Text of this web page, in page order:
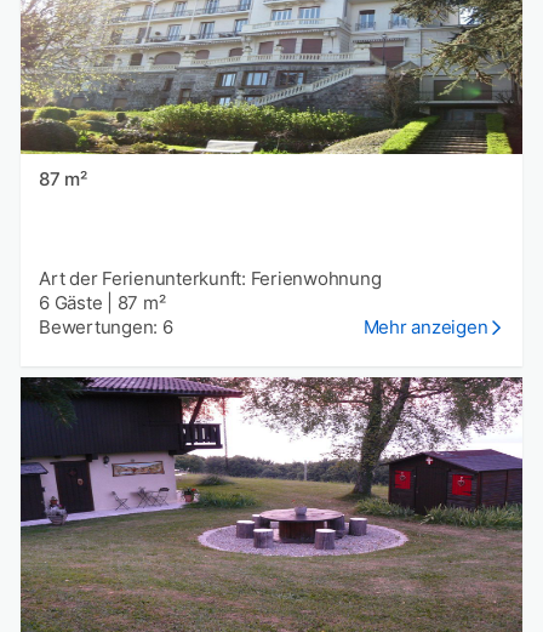
87 m²
Art der Ferienunterkunft: Ferienwohnung
6 Gäste
87 m²
Bewertungen: 6
Mehr anzeigen